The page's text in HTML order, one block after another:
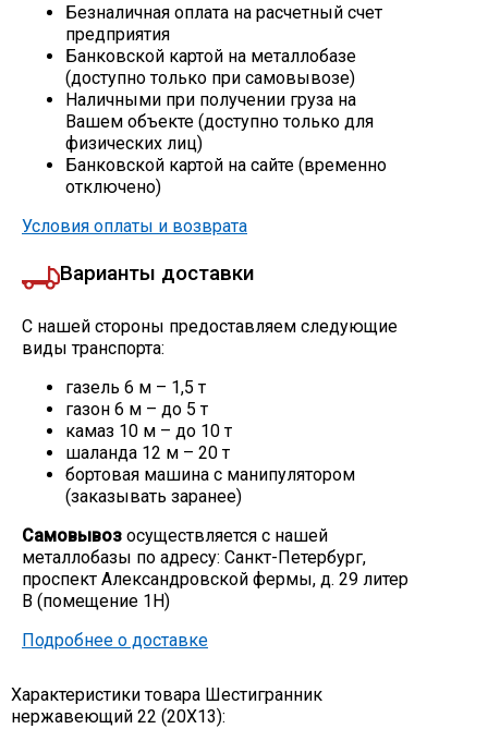
Безналичная оплата на расчетный счет
предприятия
Банковской картой на металлобазе
(доступно только при самовывозе)
Наличными при получении груза на
Вашем объекте (доступно только для
физических лиц)
Банковской картой на сайте (временно
отключено)
Условия оплаты и возврата
Варианты доставки
С нашей стороны предоставляем следующие
виды транспорта:
газель 6 м – 1,5 т
газон 6 м – до 5 т
камаз 10 м – до 10 т
шаланда 12 м – 20 т
бортовая машина с манипулятором
(заказывать заранее)
Самовывоз осуществляется с нашей
металлобазы по адресу: Санкт-Петербург,
проспект Александровской фермы, д. 29 литер
В (помещение 1Н)
Подробнее о доставке
Характеристики товара Шестигранник
нержавеющий 22 (20Х13):